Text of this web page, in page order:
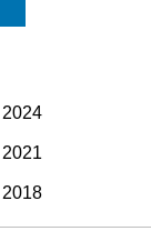
2024
2021
2018